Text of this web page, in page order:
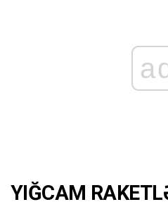
YIĞCAM